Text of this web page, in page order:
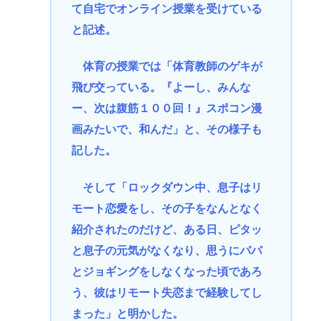
て自宅でオンライン授業を受けている
と記述。
体育の授業では「体育教師のゲキが
飛び交っている。『よーし、みんな
ー、次は腹筋１００回！』スポコン漫
画みたいで、和んだ」と、その様子も
記した。
そして「ロックダウン中、息子はリ
モート恋愛をし、その子をなんとなく
紹介されたのだけど、ある日、ピタッ
と息子の元気がなくなり、思うにパパ
とジョギングをしなくなった頃であろ
う、彼はリモート失恋まで経験してし
まった」と明かした。